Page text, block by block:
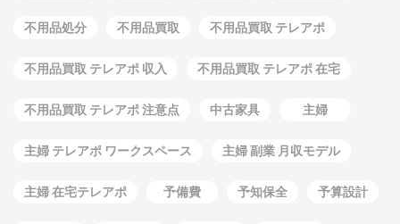
不用品処分 不用品買取 不用品買取 テレアポ
不用品買取 テレアポ 収入 不用品買取 テレアポ 在宅
不用品買取 テレアポ 注意点 中古家具 主婦
主婦 テレアポ ワークスペース 主婦 副業 月収モデル
主婦 在宅テレアポ 予備費 予知保全 予算設計